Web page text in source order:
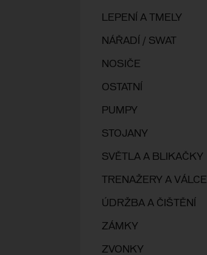
LEPENÍ A TMELY
NÁŘADÍ / SWAT
NOSIČE
OSTATNÍ
PUMPY
STOJANY
SVĚTLA A BLIKAČKY
TRENAŽERY A VÁLCE
ÚDRŽBA A ČIŠTĚNÍ
ZÁMKY
ZVONKY